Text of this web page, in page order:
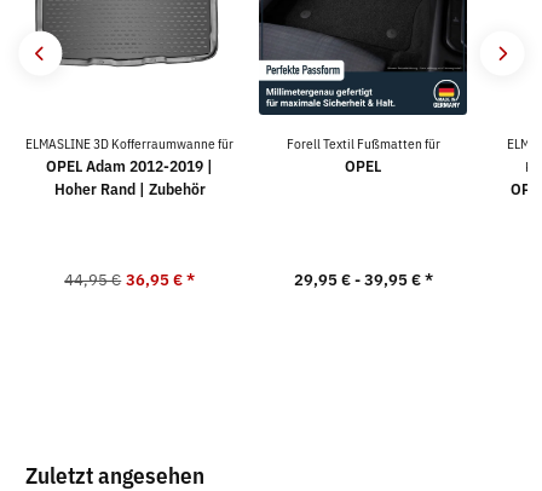
ELMASLINE 3D Kofferraumwanne für
OPEL Adam 2012-2019 |
Hoher Rand | Zubehör
44,95 € 36,95 €*
Forell Textil Fußmatten für
OPEL
29,95 € -39,95 €*
Zuletzt angesehen